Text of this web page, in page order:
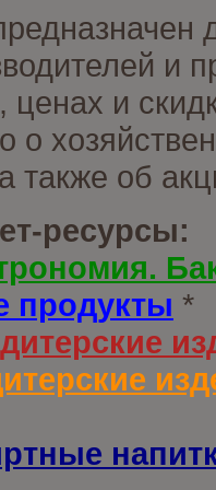
и
ценах и
о
также об
ресурсы:
продукты *